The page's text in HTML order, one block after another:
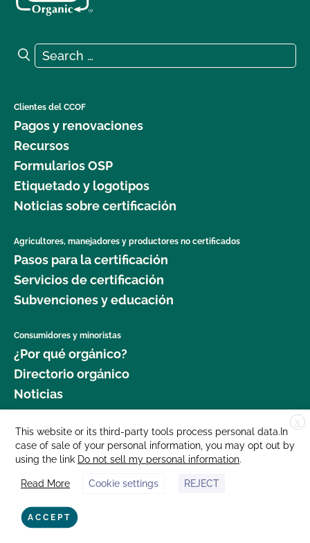
Search for:
Search
Clientes del CCOF
Pagos y renovaciones
Recursos
Formularios OSP
Etiquetado y logotipos
Noticias sobre certificación
Agricultores, manejadores y productores no certificados
Pasos para la certificación
Servicios de certificación
Subvenciones y educación
Consumidores y minoristas
¿Por qué orgánico?
Directorio orgánico
Noticias
Donar
Carreras profesionales
Sala de prensa
Contáctenos
877 Cedar Street, Suite 248, Santa Cruz, CA 95060 © 2025 CCOF.org
X
This website or its third-party tools process personal data.In
case of sale of your personal information, you may opt out by
using the link Do not sell my personal information.
Read More Cookie settings REJECT
ACCEPT